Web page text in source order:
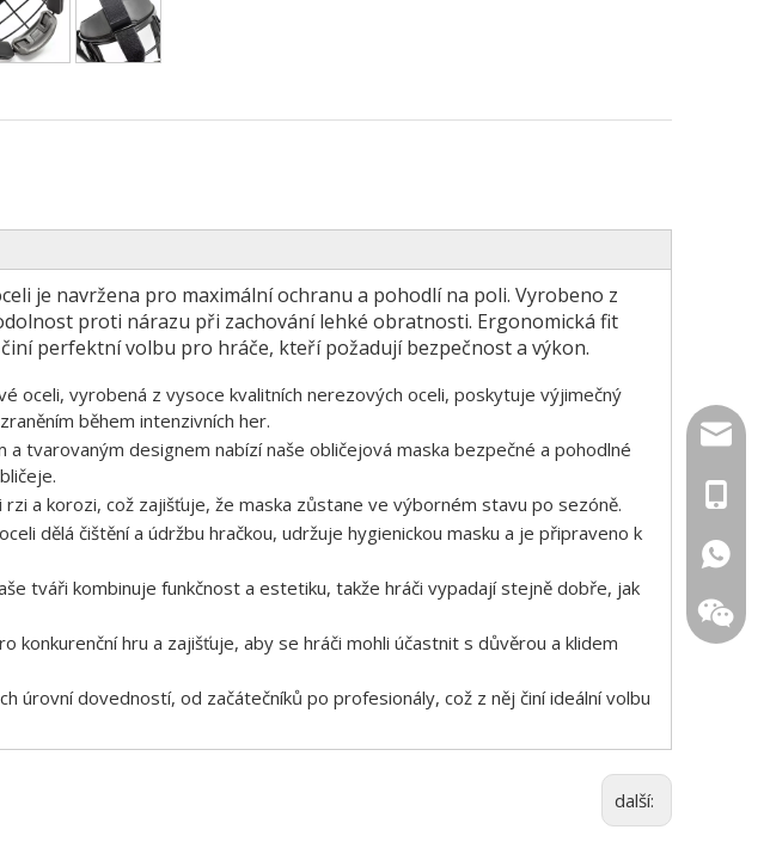
je navržena pro maximální ochranu a pohodlí na poli. Vyrobeno z
proti nárazu při zachování lehké obratnosti. Ergonomická fit
perfektní volbu pro hráče, kteří požadují bezpečnost a výkon.
oceli, vyrobená z vysoce kvalitních nerezových oceli, poskytuje výjimečný
během intenzivních her.
a tvarovaným designem nabízí naše obličejová maska ​​bezpečné a pohodlné
a korozi, což zajišťuje, že maska ​​zůstane ve výborném stavu po sezóně.
dělá čištění a údržbu hračkou, udržuje hygienickou masku a je připraveno k
tváři kombinuje funkčnost a estetiku, takže hráči vypadají stejně dobře, jak
konkurenční hru a zajišťuje, aby se hráči mohli účastnit s důvěrou a klidem
úrovní dovedností, od začátečníků po profesionály, což z něj činí ideální volbu
další:
+1
+86